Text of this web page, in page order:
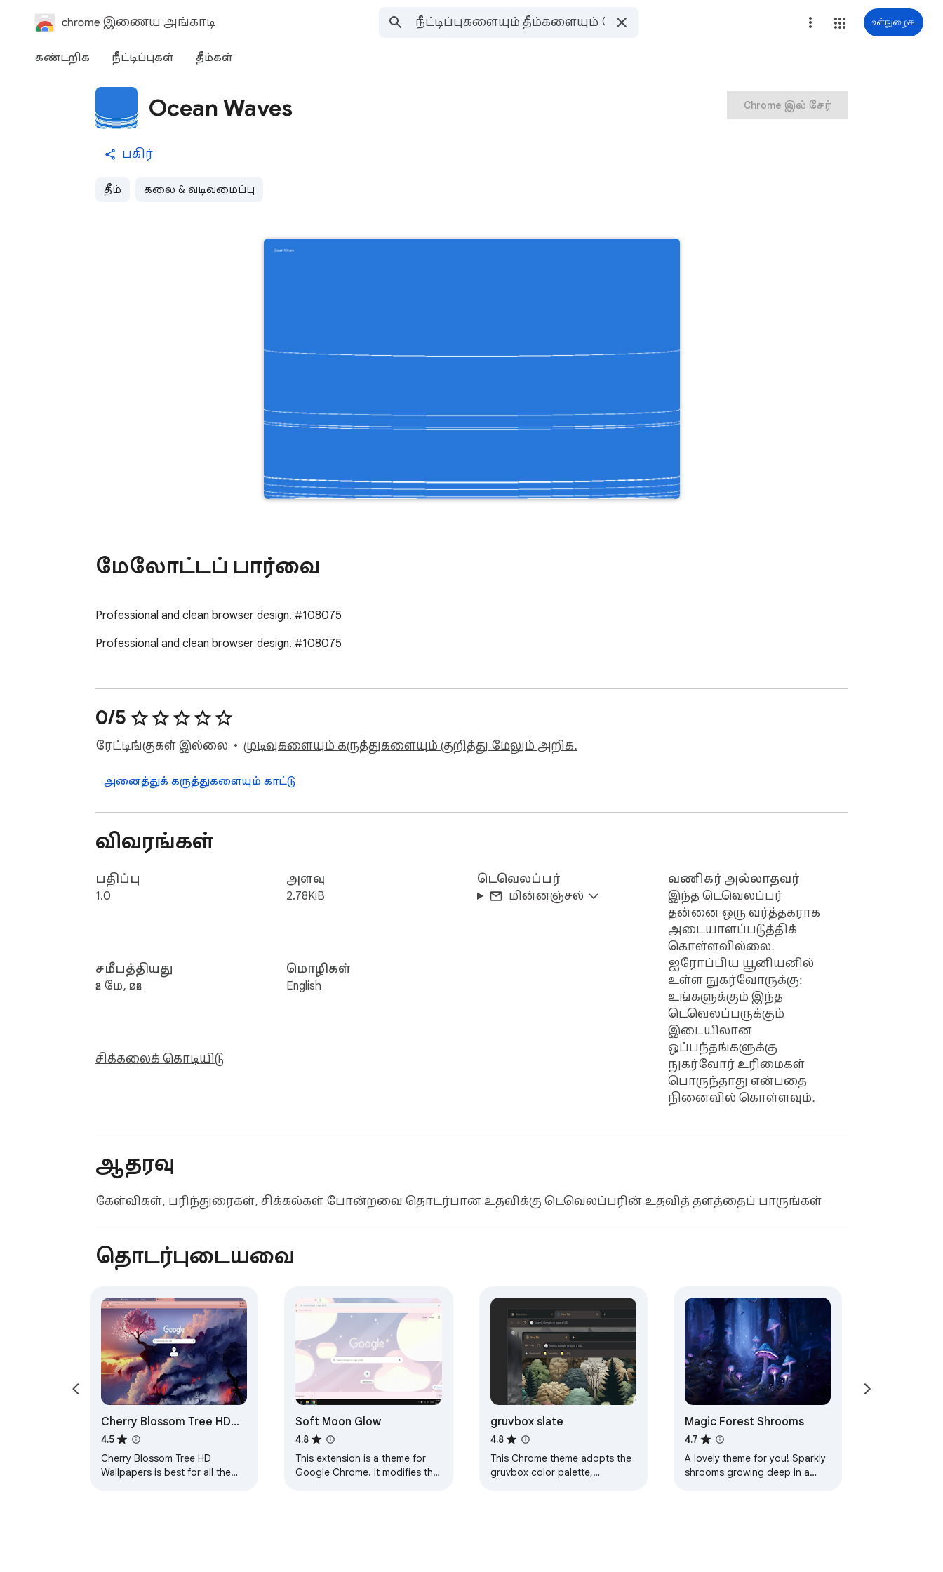
chrome இணைய அங்காடி உள்நுழைக
கண்டறிக நீட்டிப்புகள் தீம்கள்
Ocean Waves
பகிர்
தீம் கலை & வடிவமைப்பு
Chrome இல் சேர்
மேலோட்டப் பார்வை
Professional and clean browser design. #108075
Professional and clean browser design. #108075
0/5
ரேட்டிங்குகள் இல்லை முடிவுகளையும் கருத்துகளையும் குறித்து மேலும் அறிக.
அனைத்துக் கருத்துகளையும் காட்டு
விவரங்கள்
பதிப்பு
1.0
சமீபத்தியது
28 மே, 2026
சிக்கலைக் கொடியிடு
அளவு
2.78KiB
மொழிகள்
English
டெவெலப்பர்
மின்னஞ்சல்
வணிகர் அல்லாதவர்
இந்த டெவெலப்பர்
தன்னை ஒரு வர்த்தகராக
அடையாளப்படுத்திக்
கொள்ளவில்லை.
ஐரோப்பிய யூனியனில்
உள்ள நுகர்வோருக்கு:
உங்களுக்கும் இந்த
டெவெலப்பருக்கும்
இடையிலான
ஒப்பந்தங்களுக்கு
நுகர்வோர் உரிமைகள்
பொருந்தாது என்பதை
நினைவில் கொள்ளவும்.
ஆதரவு
கேள்விகள், பரிந்துரைகள், சிக்கல்கள் போன்றவை தொடர்பான உதவிக்கு டெவெலப்பரின் உதவித் தளத்தைப் பாருங்கள்
தொடர்புடையவை
Cherry Blossom Tree HD
Wallpapers Theme
4.5
Cherry Blossom Tree HD
Wallpapers is best for all the
Soft Moon Glow
4.8
This extension is a theme for
Google Chrome. It modifies the
gruvbox slate
4.8
This Chrome theme adopts the
gruvbox color palette,
Magic Forest Shrooms
4.7
A lovely theme for you! Sparkly
shrooms growing deep in a